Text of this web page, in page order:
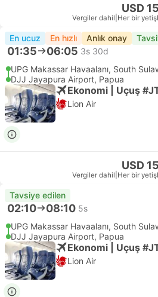
USD
Vergiler dahil Her bir
En ucuz En hızlı Anlık onay
01:35 06:05 3s 30d
UPG Makassar Havaalanı, South
DJJ Jayapura Airport, Papua
Ekonomi | Uçuş
Lion Air
USD
Vergiler dahil Her bir
Tavsiye edilen
02:10 08:10 5s
UPG Makassar Havaalanı, South
DJJ Jayapura Airport, Papua
Ekonomi | Uçuş
Lion Air